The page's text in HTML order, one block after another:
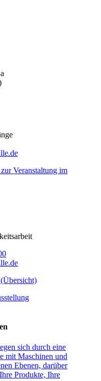
Veranstaltung im